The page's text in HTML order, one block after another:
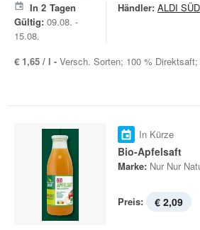
In 2 Tagen
Gültig: 09.08. -
15.08.
Händler: ALDI SÜD
€ 1,65 / l - Versch. Sorten; 100 %
In Kürze
Bio-Apfelsaft
Marke: Nur Nur
Preis: € 2,09